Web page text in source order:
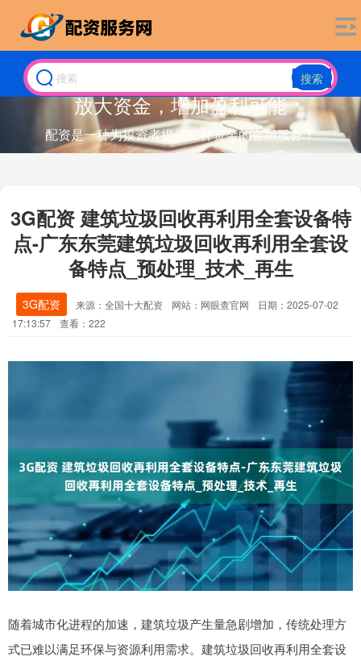
搜索
放大资金，增加盈利可能
配资是一种为投资者提供杠杆资金的金融服务！
3G配资 建筑垃圾回收再利用全套设备特
点-广东东莞建筑垃圾回收再利用全套设
备特点_预处理_技术_再生
3G配资 来源：全国十大配资 网站：网眼查官网
日期：2025-07-02
17:13:57
查看：222
随着城市化进程的加速，建筑垃圾产生量急剧增加，传统处理方
式已难以满足环保与资源利用需求。建筑垃圾回收再利用全套设